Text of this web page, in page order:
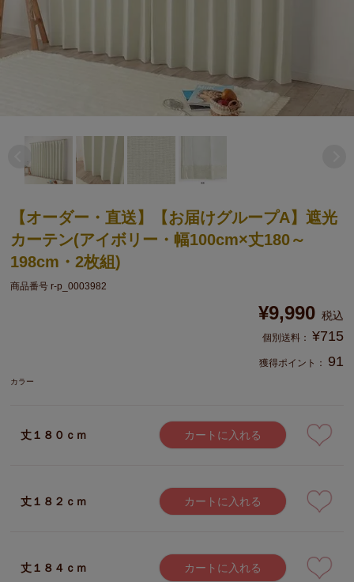
【オーダー・直送】【お届けグループA】遮光
カーテン(アイボリー・幅100cm×丈180～
198cm・2枚組)
商品番号 r-p_0003982
¥9,990 税込
¥715
獲得ポイント： 91
カラー
丈１８０ｃｍ カートに入れる
丈１８２ｃｍ カートに入れる
丈１８４ｃｍ カートに入れる